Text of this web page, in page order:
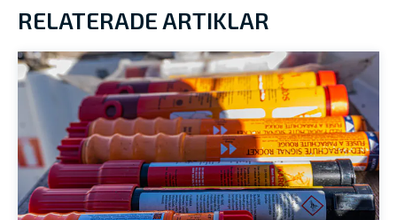
RELATERADE ARTIKLAR